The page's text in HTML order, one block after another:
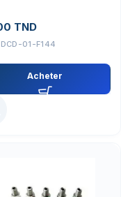
TND
DCD-01-F144
Acheter